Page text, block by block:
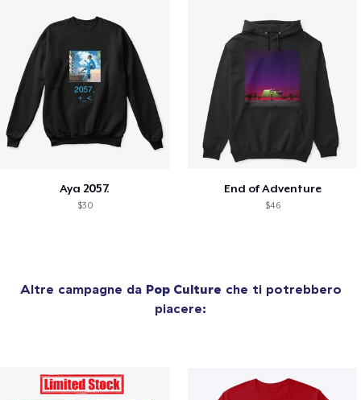
Aya 2057.
$30
End of Adventure
$46
Altre campagne da Pop Culture che ti potrebbero
piacere: